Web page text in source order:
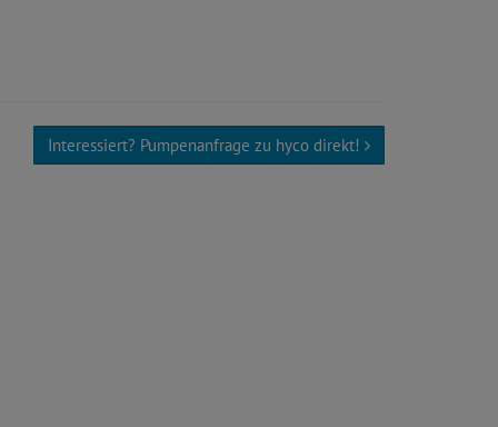
Interessiert? Pumpenanfrage zu hyco direkt!